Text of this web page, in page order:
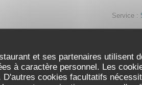
et ses partenaires utilisent
à caractère personnel. Les
D'autres cookies facultatifs
Service :
conseil. Cadre cosy (salle et
bon et fin pour un prix très